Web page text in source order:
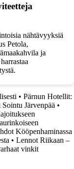
nähtävyyksiä
Petola,
ja
• Pärnun Hotellit:
Järvenpää •
Kööpenhaminassa
• Lennot Riikaan –
vinkit